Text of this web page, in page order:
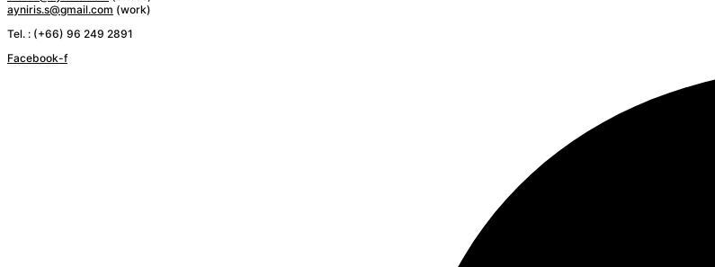
ayniris.s@gmail.com (work)
Tel. : (+66) 96 249 2891
Facebook-f